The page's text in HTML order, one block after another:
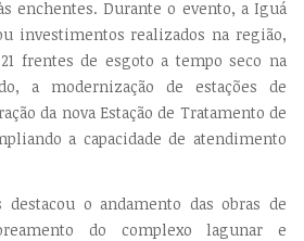
enchentes. Durante o evento, a Iguá
investimentos realizados na região,
frentes de esgoto a tempo seco na
a modernização de estações de
da nova Estação de Tratamento de
a capacidade de atendimento
destacou o andamento das obras de
do complexo lagunar e